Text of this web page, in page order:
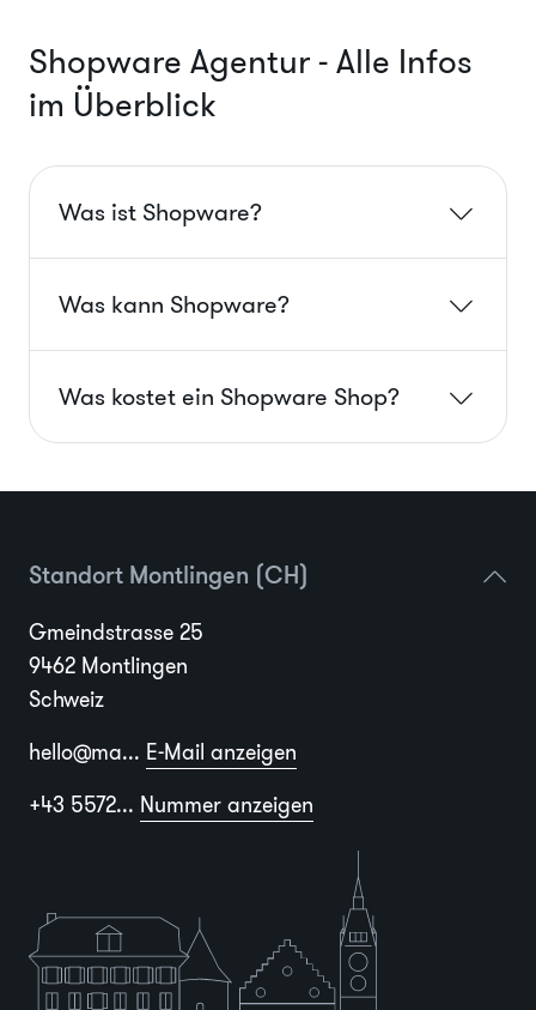
Shopware Agentur - Alle Infos
im Überblick
Was ist Shopware?
Was kann Shopware?
Was kostet ein Shopware Shop?
Standort Montlingen (CH)
Gmeindstrasse 25
9462 Montlingen
Schweiz
hello@ma... E-Mail anzeigen
+43 5572... Nummer anzeigen